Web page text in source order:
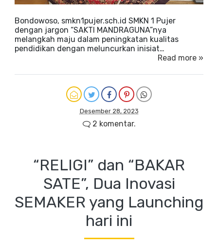
Bondowoso, smkn1pujer.sch.id SMKN 1 Pujer
dengan jargon “SAKTI MANDRAGUNA”nya
melangkah maju dalam peningkatan kualitas
pendidikan dengan meluncurkan inisiat…
Read more »
Desember 28, 2023
2 komentar.
“RELIGI” dan “BAKAR
SATE”, Dua Inovasi
SEMAKER yang Launching
hari ini